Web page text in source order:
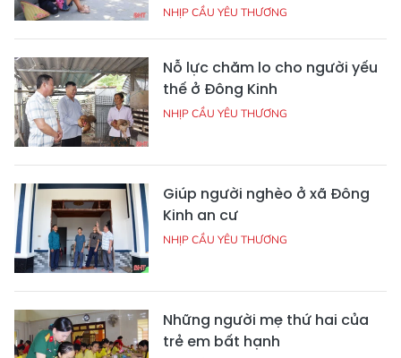
NHỊP CẦU YÊU THƯƠNG
Nỗ lực chăm lo cho người yếu
thế ở Đông Kinh
NHỊP CẦU YÊU THƯƠNG
Giúp người nghèo ở xã Đông
Kinh an cư
NHỊP CẦU YÊU THƯƠNG
Những người mẹ thứ hai của
trẻ em bất hạnh